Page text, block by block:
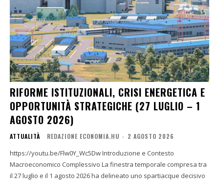
RIFORME ISTITUZIONALI, CRISI ENERGETICA E
OPPORTUNITÀ STRATEGICHE (27 LUGLIO – 1
AGOSTO 2026)
ATTUALITÀ REDAZIONE ECONOMIA.HU - 2 AGOSTO 2026
https://youtu.be/Flw0Y_Wc5Dw Introduzione e Contesto
Macroeconomico Complessivo La finestra temporale compresa tra
il 27 luglio e il 1 agosto 2026 ha delineato uno spartiacque decisivo